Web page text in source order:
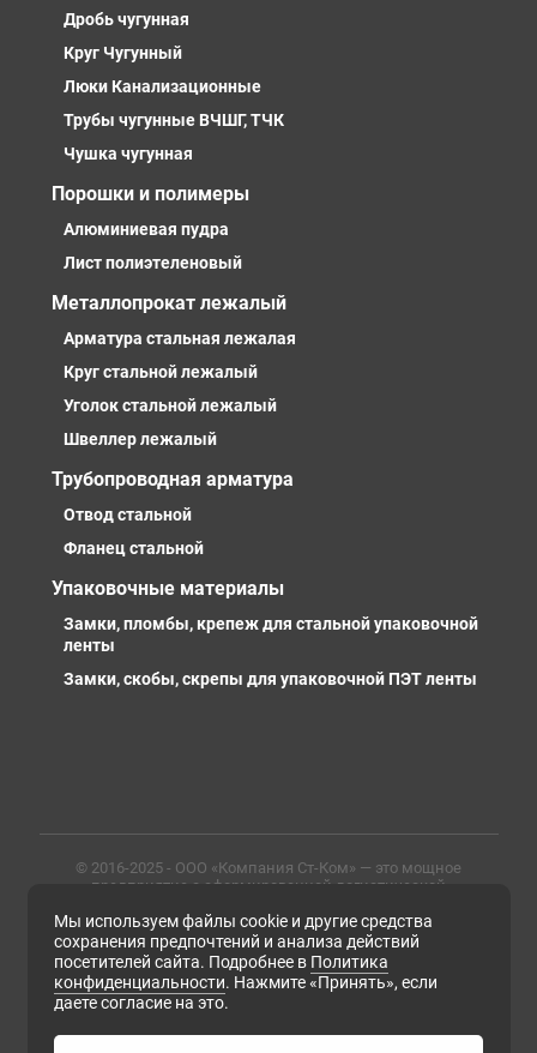
Дробь чугунная
Круг Чугунный
Люки Канализационные
Трубы чугунные ВЧШГ, ТЧК
Чушка чугунная
Порошки и полимеры
Алюминиевая пудра
Лист полиэтеленовый
Металлопрокат лежалый
Арматура стальная лежалая
Круг стальной лежалый
Уголок стальной лежалый
Швеллер лежалый
Трубопроводная арматура
Отвод стальной
Фланец стальной
Упаковочные материалы
Замки, пломбы, крепеж для стальной упаковочной
ленты
Замки, скобы, скрепы для упаковочной ПЭТ ленты
© 2016-2025 - ООО «Компания Ст-Ком» — это мощное
предприятие с сформированной логистической
профессиональными сотрудниками. Предлагаем
металлопрокат любых марок, типов и размеров с
доставкой в России и СНГ
ИНН 6679102638, ОГРН 1169658133171
Согласие на обработку персональных данных
Мы используем файлы cookie и другие средства
сохранения предпочтений и анализа действий
посетителей сайта. Подробнее в Политика
конфиденциальности. Нажмите «Принять», если
даете согласие на это.